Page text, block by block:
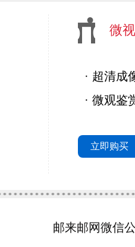
微
· 超清成
· 微观鉴
立即购买
邮来邮网微信